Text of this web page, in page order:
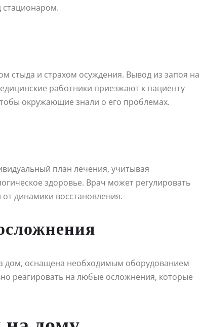
стационаром.
стыда и страхом осуждения. Вывод из запоя на
работники приезжают к пациенту
окружающие знали о его проблемах.
план лечения, учитывая
здоровье. Врач может регулировать
динамики восстановления.
дом, оснащена необходимым оборудованием
реагировать на любые осложнения, которые